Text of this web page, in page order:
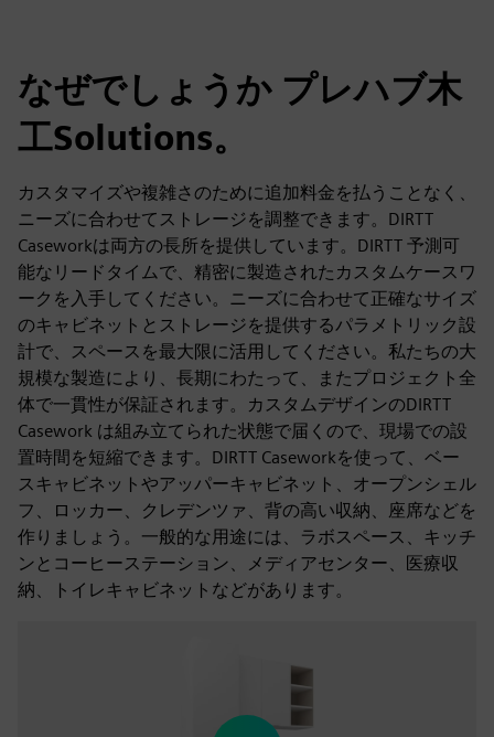
なぜでしょうか プレハブ木
工Solutions。
カスタマイズや複雑さのために追加料金を払うことなく、
ニーズに合わせてストレージを調整できます。DIRTT
Caseworkは両方の長所を提供しています。DIRTT 予測可
能なリードタイムで、精密に製造されたカスタムケースワ
ークを入手してください。ニーズに合わせて正確なサイズ
のキャビネットとストレージを提供するパラメトリック設
計で、スペースを最大限に活用してください。私たちの大
規模な製造により、長期にわたって、またプロジェクト全
体で一貫性が保証されます。カスタムデザインのDIRTT
Casework は組み立てられた状態で届くので、現場での設
置時間を短縮できます。DIRTT Caseworkを使って、ベー
スキャビネットやアッパーキャビネット、オープンシェル
フ、ロッカー、クレデンツァ、背の高い収納、座席などを
作りましょう。一般的な用途には、ラボスペース、キッチ
ンとコーヒーステーション、メディアセンター、医療収
納、トイレキャビネットなどがあります。